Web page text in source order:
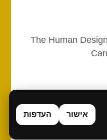
The Human
The Definitive
אישור העדפות